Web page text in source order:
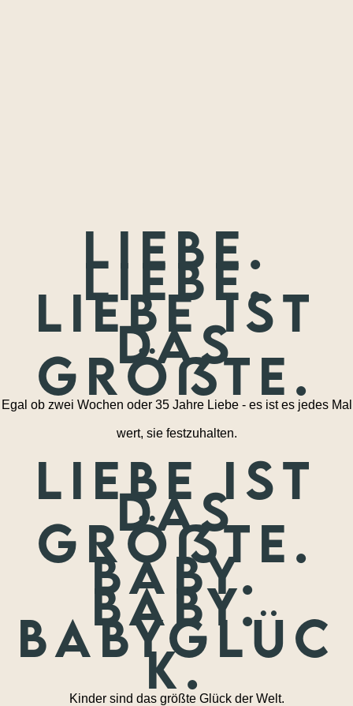
Liebe.
Liebe.
Liebe ist
das
größte.
Egal ob zwei Wochen oder 35 Jahre Liebe - es ist es jedes Mal
wert, sie festzuhalten.
Liebe ist
das
größte.
Baby.
Baby.
Babyglüc
k.
Kinder sind das größte Glück der Welt.